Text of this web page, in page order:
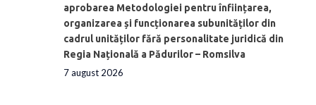
aprobarea Metodologiei pentru înființarea,
organizarea și funcționarea subunităților din
cadrul unităților fără personalitate juridică din
Regia Națională a Pădurilor – Romsilva
7 august 2026